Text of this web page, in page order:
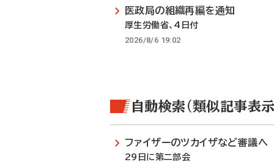
医政局の組織再編を通知
厚生労働省、4日付
2026/8/6 19:02
自動検索（類似記事表示
ファイザーのツカイザなど審議へ
29日に第二部会